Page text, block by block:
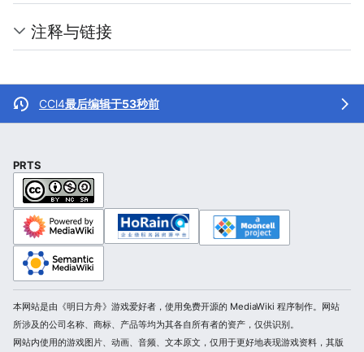
注释与链接
CCl4最后编辑于53秒前
PRTS
本网站是由《明日方舟》游戏爱好者，使用免费开源的 MediaWiki 程序制作。网站
所涉及的公司名称、商标、产品等均为其各自所有者的资产，仅供识别。
网站内使用的游戏图片、动画、音频、文本原文，仅用于更好地表现游戏资料，其版